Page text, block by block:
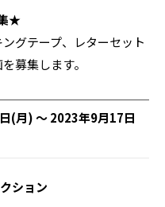
★
グテープ、レターセット
募集します。
(月) ～ 2023年9月17日
ション